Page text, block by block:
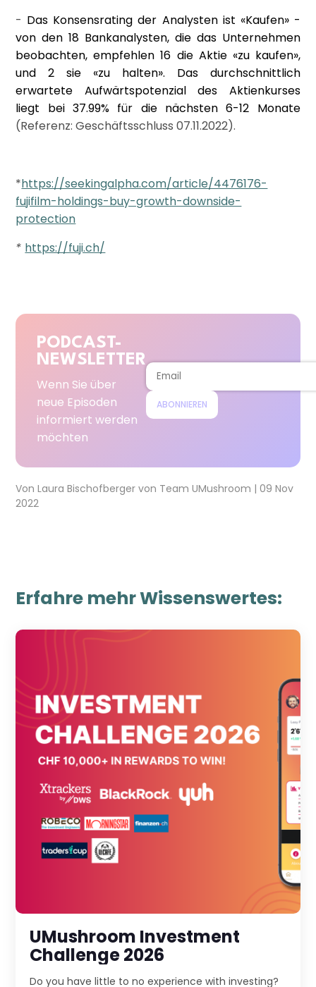
- Das Konsensrating der Analysten ist «Kaufen» -
von den 18 Bankanalysten, die das Unternehmen
beobachten, empfehlen 16 die Aktie «zu kaufen»,
und 2 sie «zu halten». Das durchschnittlich
erwartete Aufwärtspotenzial des Aktienkurses
liegt bei 37.99% für die nächsten 6-12 Monate
(Referenz: Geschäftsschluss 07.11.2022).
*https://seekingalpha.com/article/4476176-
fujifilm-holdings-buy-growth-downside-
protection
* https://fuji.ch/
PODCAST-
NEWSLETTER
Wenn Sie über
neue Episoden
informiert werden
möchten
ABONNIEREN
VonLaura Bischofbergervon Team UMushroom |09 Nov
2022
Erfahre mehr Wissenswertes:
UMushroom Investment
Challenge 2026
Do you have little to no experience with investing?